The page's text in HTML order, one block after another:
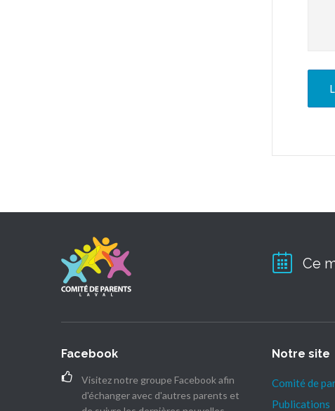
Ce
Facebook
Visitez notre groupe Facebook afin
d'échanger avec d'autres parents et
Notre site
Comité de
Publications